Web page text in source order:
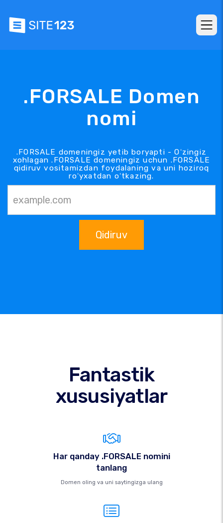
.FORSALE Domen
nomi
.FORSALE domeningiz yetib boryapti - Oʻzingiz
xohlagan .FORSALE domeningiz uchun .FORSALE
qidiruv vositamizdan foydalaning va uni hoziroq
roʻyxatdan oʻtkazing.
Qidiruv
Fantastik
xususiyatlar
Har qanday .FORSALE nomini
tanlang
Domen oling va uni saytingizga ulang